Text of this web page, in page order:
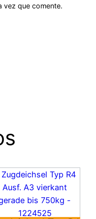
vez que comente.